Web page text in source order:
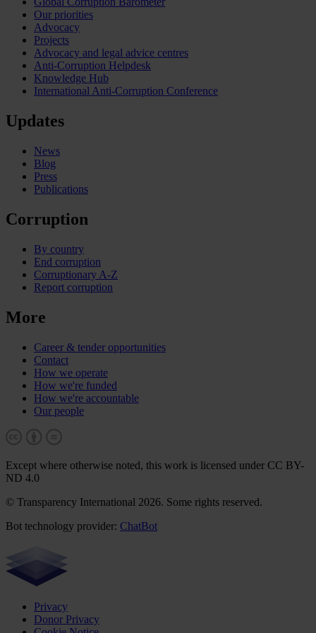
Our priorities
Advocacy
Projects
Advocacy and legal advice centres
Anti-Corruption Helpdesk
Knowledge Hub
International Anti-Corruption Conference
Updates
News
Blog
Press
Publications
Corruption
By country
End corruption
Corruptionary A-Z
Report corruption
More
Career & tender opportunities
Contact
How we operate
How we're funded
How we're accountable
Our people
Except where otherwise noted, this work is licensed under CC BY-
ND 4.0
© Transparency International 2026. Some rights reserved.
Bot technology provider: ChatBot
Privacy
Donor Privacy